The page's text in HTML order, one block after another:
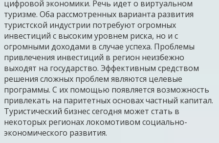
цифровой экономики. Речь идет о виртуальном
туризме. Оба рассмотренных варианта развития
туристской индустрии потребуют огромных
инвестиций с высоким уровнем риска, но и с
огромными доходами в случае успеха. Проблемы
привлечения инвестиций в регион неизбежно
выходят на государство. Эффективным средством
решения сложных проблем являются целевые
программы. С их помощью появляется возможность
привлекать на паритетных основах частный капитал.
Туристический бизнес сегодня может стать в
некоторых регионах локомотивом социально-
экономического развития.